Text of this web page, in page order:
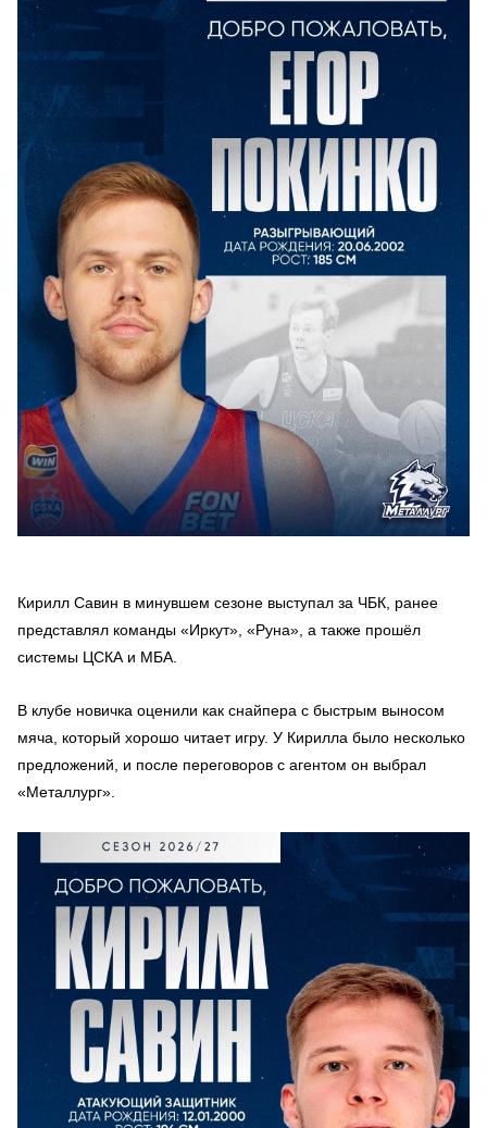
️Кирилл Савин в минувшем сезоне выступал за ЧБК, ранее
представлял команды «Иркут», «Руна», а также прошёл
системы ЦСКА и МБА.
В клубе новичка оценили как снайпера с быстрым выносом
мяча, который хорошо читает игру. У Кирилла было несколько
предложений, и после переговоров с агентом он выбрал
«Металлург».